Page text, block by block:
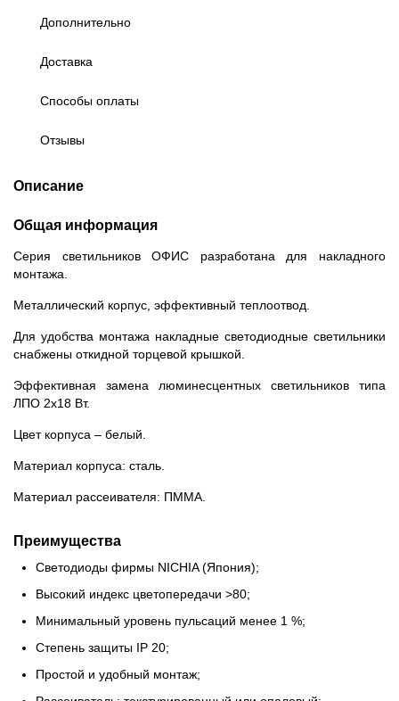
Дополнительно
Доставка
Способы оплаты
Отзывы
Описание
Общая информация
Серия светильников ОФИС разработана для накладного
монтажа.
Металлический корпус, эффективный теплоотвод.
Для удобства монтажа накладные светодиодные светильники
снабжены откидной торцевой крышкой.
Эффективная замена люминесцентных светильников типа
ЛПО 2х18 Вт.
Цвет корпуса – белый.
Материал корпуса: сталь.
Материал рассеивателя: ПММА.
Преимущества
Светодиоды фирмы NICHIA (Япония);
Высокий индекс цветопередачи >80;
Минимальный уровень пульсаций менее 1 %;
Степень защиты IP 20;
Простой и удобный монтаж;